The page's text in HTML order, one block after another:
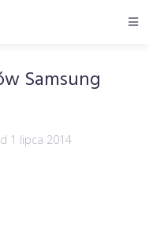
Samsung
1 lipca 2014